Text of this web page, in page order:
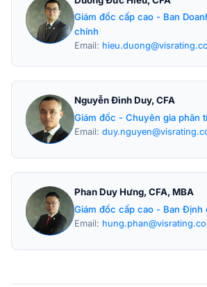
Giám đốc cấp cao - Ban
chính
Email:
Nguyễn Đình Duy, CFA
Giám đốc - Chuyên gia phân
Email:
Phan Duy Hưng, CFA, MBA
Giám đốc cấp cao - Ban Định
Email: